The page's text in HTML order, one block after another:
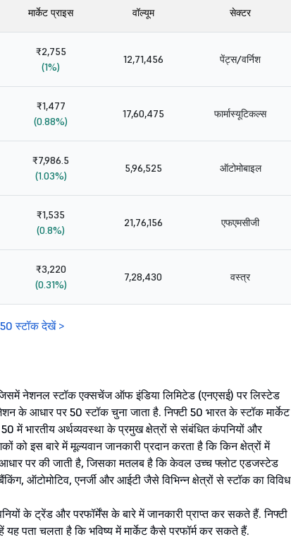
मार्केट प्राइस वॉल्यूम सेक्टर
₹2,755
(1%)
12,71,456 पेंट्स/वर्निश
₹1,477
(0.88%)
17,60,475 फार्मास्यूटिकल्स
₹7,986.5
(1.03%)
5,96,525 ऑटोमोबाइल
₹1,535
(0.8%)
21,76,156 एफएमसीजी
₹3,220
(0.31%)
7,28,430 वस्त्र
50 स्टॉक देखें >
नेशनल स्टॉक एक्सचेंज ऑफ इंडिया लिमिटेड (एनएसई) पर लिस्टेड
के आधार पर 50 स्टॉक चुना जाता है. निफ्टी 50 भारत के स्टॉक मार्केट
में भारतीय अर्थव्यवस्था के प्रमुख क्षेत्रों से संबंधित कंपनियों और
को इस बारे में मूल्यवान जानकारी प्रदान करता है कि किन क्षेत्रों में
पर की जाती है, जिसका मतलब है कि केवल उच्च फ्लोट एडजस्टेड
ऑटोमोटिव, एनर्जी और आईटी जैसे विभिन्न क्षेत्रों से स्टॉक का विविध
के ट्रेंड और परफॉर्मेंस के बारे में जानकारी प्राप्त कर सकते हैं. निफ्टी
पता चलता है कि भविष्य में मार्केट कैसे परफॉर्म कर सकते हैं.